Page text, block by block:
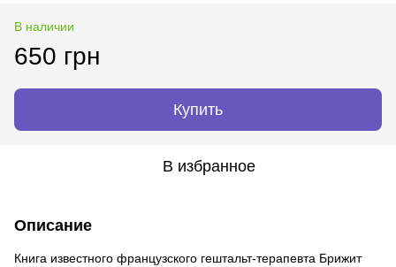
В наличии
650 грн
Купить
В избранное
Описание
Книга известного французского гештальт-терапевта Брижит